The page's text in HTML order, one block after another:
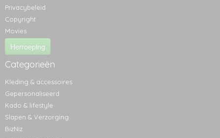
Privacybeleid
Copyright
Movies
Herroeping
Categorieën
Kleding & accessoires
Gepersonaliseerd
Kado & lifestyle
Slapen & Verzorging
BizNiz